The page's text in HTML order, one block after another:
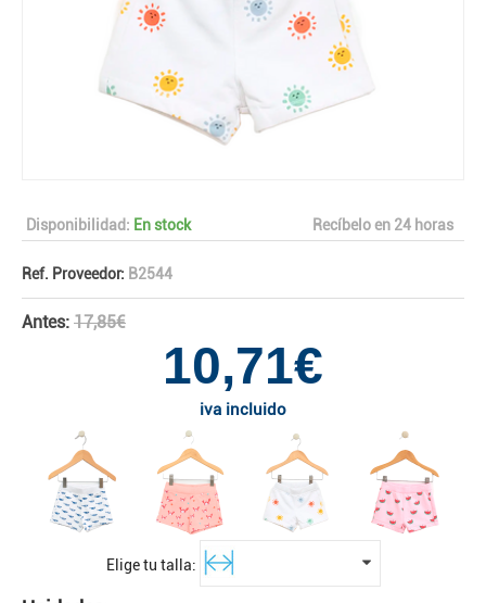
Disponibilidad: En stock Recíbelo en 24 horas
Ref. Proveedor: B2544
Antes: 17,85€
10,71€
iva incluido
Elige tu talla: